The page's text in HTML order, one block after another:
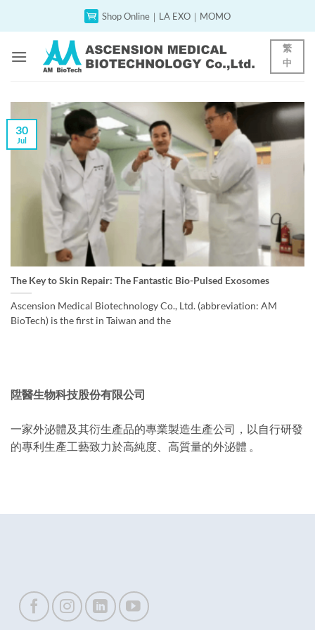
Shop Online｜LA EXO｜MOMO
繁
中
陞醫生物科技股份有限公司
一家外泌體及其衍生產品的專業製造生產公司，以自行研發
的專利生產工藝致力於高純度、高質量的外泌體 。
The Key to Skin Repair: The Fantastic Bio-Pulsed Exosomes
Ascension Medical Biotechnology Co., Ltd. (abbreviation: AM
BioTech) is the first in Taiwan and the
30
Jul